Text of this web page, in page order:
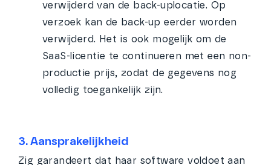
verwijderd van de back-uplocatie. Op
verzoek kan de back-up eerder worden
verwijderd. Het is ook mogelijk om de
SaaS-licentie te continueren met een non-
productie prijs, zodat de gegevens nog
volledig toegankelijk zijn.
3. Aansprakelijkheid
Zig garandeert dat haar software voldoet aan